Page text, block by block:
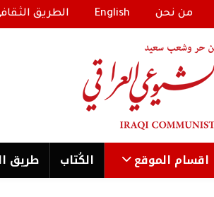
من نحن English الطريق
اقسام الموقع الكُتاب طریق